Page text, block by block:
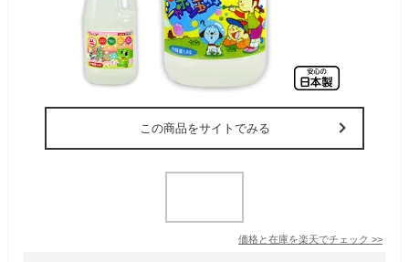
この商品をサイトでみる
価格と在庫を楽天でチェック >>